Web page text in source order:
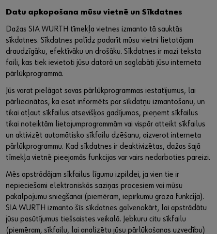
Datu apkopošana mūsu vietnē un Sīkdatnes
Dažas SIA WURTH tīmekļa vietnes izmanto tā sauktās
sīkdatnes. Sīkdatnes palīdz padarīt mūsu vietni lietotājam
draudzīgāku, efektīvāku un drošāku. Sīkdatnes ir mazi teksta
faili, kas tiek ievietoti jūsu datorā un saglabāti jūsu interneta
pārlūkprogrammā.
Jūs varat pielāgot savas pārlūkprogrammas iestatījumus, lai
pārliecinātos, ka esat informēts par sīkdatņu izmantošanu, un
tikai atļaut sīkfailus atsevišķos gadījumos, pieņemt sīkfailus
tikai noteiktām lietojumprogrammām vai vispār atteikt sīkfailus
un aktivizēt automātisko sīkfailu dzēšanu, aizverot interneta
pārlūkprogrammu. Kad sīkdatnes ir deaktivizētas, dažas šajā
tīmekļa vietnē pieejamās funkcijas var vairs nedarboties pareizi.
Mēs apstrādājam sīkfailus līgumu izpildei, ja vien tie ir
nepieciešami elektroniskās saziņas procesiem vai mūsu
pakalpojumu sniegšanai (piemēram, iepirkumu groza funkcija).
SIA WURTH izmanto šīs sīkdatnes galvenokārt, lai apstrādātu
jūsu pasūtījumus tiešsaistes veikalā. Jebkuru citu sīkfailu
(piemēram, sīkfailu, lai analizētu jūsu pārlūkošanas uzvedību)